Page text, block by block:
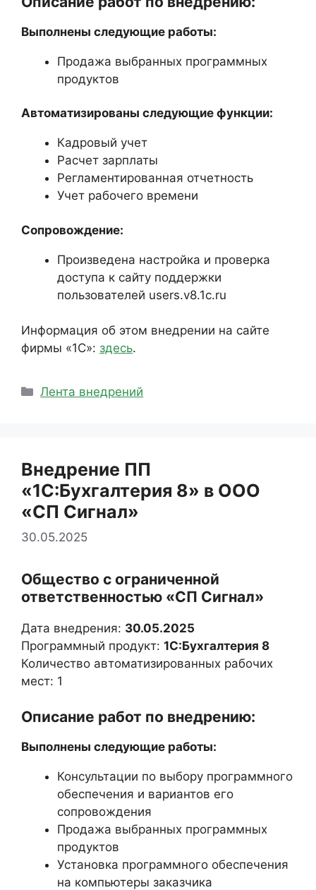
Выполнены следующие работы:
Продажа выбранных программных
продуктов
Автоматизированы следующие функции:
Кадровый учет
Расчет зарплаты
Регламентированная отчетность
Учет рабочего времени
Сопровождение:
Произведена настройка и проверка
доступа к сайту поддержки
пользователей users.v8.1c.ru
Информация об этом внедрении на сайте
фирмы «1С»: здесь.
Рубрики
Лента внедрений
Внедрение ПП
«1С:Бухгалтерия 8» в ООО
«СП Сигнал»
30.05.2025
Общество с ограниченной
ответственностью «СП Сигнал»
Дата внедрения: 30.05.2025
Программный продукт: 1С:Бухгалтерия 8
Количество автоматизированных рабочих
мест: 1
Описание работ по внедрению:
Выполнены следующие работы:
Консультации по выбору программного
обеспечения и вариантов его
сопровождения
Продажа выбранных программных
продуктов
Установка программного обеспечения
на компьютеры заказчика